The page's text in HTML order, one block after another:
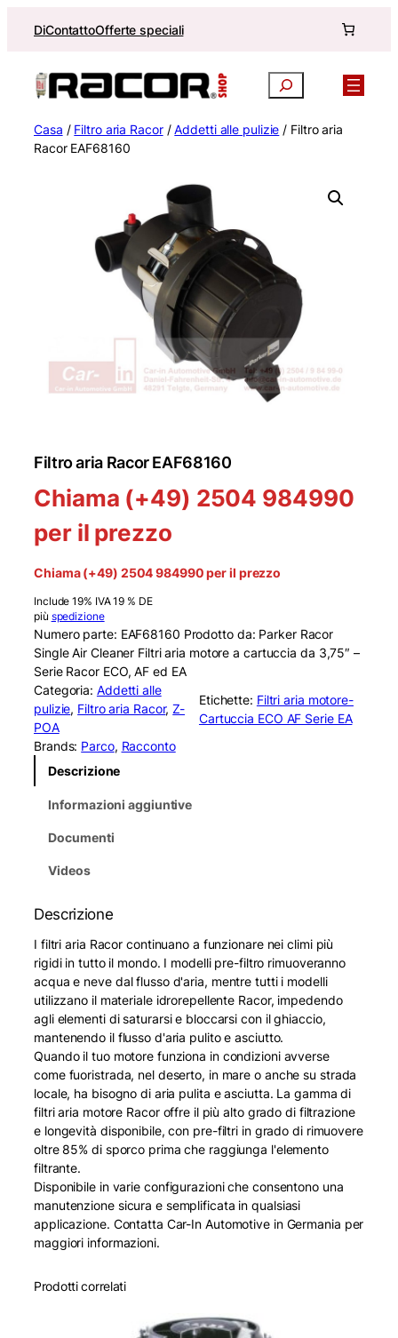
DiContattoOfferte speciali
Ricerca
Casa / Filtro aria Racor/Addetti alle pulizie / Filtro aria
Racor EAF68160
Filtro aria Racor EAF68160
Chiama (+49) 2504 984990
per il prezzo
Chiama (+49) 2504 984990 per il prezzo
Include 19% IVA 19 % DE
più spedizione
Numero parte: EAF68160 Prodotto da: Parker Racor
Single Air Cleaner Filtri aria motore a cartuccia da 3,75″ –
Serie Racor ECO, AF ed EA
Categoria: Addetti alle
pulizie, Filtro aria Racor, Z-
POA
Etichette: Filtri aria motore-
Cartuccia ECO AF Serie EA
Brands: Parco, Racconto
Descrizione
Informazioni aggiuntive
Documenti
Videos
Descrizione
I filtri aria Racor continuano a funzionare nei climi più
rigidi in tutto il mondo. I modelli pre-filtro rimuoveranno
acqua e neve dal flusso d'aria, mentre tutti i modelli
utilizzano il materiale idrorepellente Racor, impedendo
agli elementi di saturarsi e bloccarsi con il ghiaccio,
mantenendo il flusso d'aria pulito e asciutto.
Quando il tuo motore funziona in condizioni avverse
come fuoristrada, nel deserto, in mare o anche su strada
locale, ha bisogno di aria pulita e asciutta. La gamma di
filtri aria motore Racor offre il più alto grado di filtrazione
e longevità disponibile, con pre-filtri in grado di rimuovere
oltre 85% di sporco prima che raggiunga l'elemento
filtrante.
Disponibile in varie configurazioni che consentono una
manutenzione sicura e semplificata in qualsiasi
applicazione. Contatta Car-In Automotive in Germania per
maggiori informazioni.
Prodotti correlati